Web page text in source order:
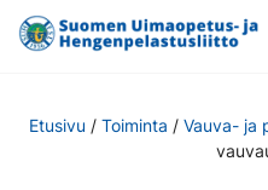
Etusivu / Toiminta / Vauva- ja